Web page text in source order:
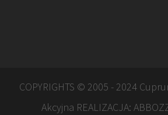
COPYRIGHTS © 2005 - 2024
Akcyjna REALIZACJA: